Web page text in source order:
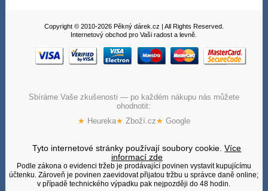
Copyright © 2010-2026 Pěkný dárek.cz | All Rights Reserved.
Internetový obchod pro Vaši radost a levně.
Sbíráme Vaše zkušenosti — po každém nákupu nás můžete
ohodnotit:
★ Heureka★ Zboží.cz★ Google
Tyto internetové stránky používají soubory cookie.Více
informací zde
Podle zákona o evidenci tržeb je prodávající povinen vystavit kupujícímu
účtenku. Zároveň je povinen zaevidovat přijatou tržbu u správce daně online;
v případě technického výpadku pak nejpozději do 48 hodin.